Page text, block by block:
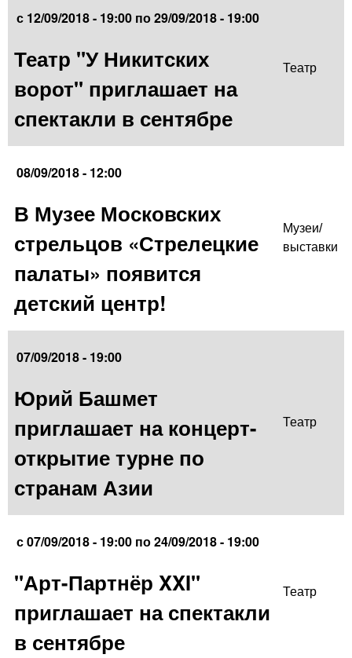
с 12/09/2018 - 19:00 по29/09/2018 - 19:00
Театр "У Никитских
ворот" приглашает на
спектакли в сентябре
Театр
08/09/2018 - 12:00
В Музее Московских
стрельцов «Стрелецкие
палаты» появится
детский центр!
Музеи/
выставки
07/09/2018 - 19:00
Юрий Башмет
приглашает на концерт-
открытие турне по
странам Азии
Театр
с07/09/2018 - 19:00 по24/09/2018 - 19:00
"Арт-Партнёр XXI"
приглашает на спектакли
в сентябре
Театр